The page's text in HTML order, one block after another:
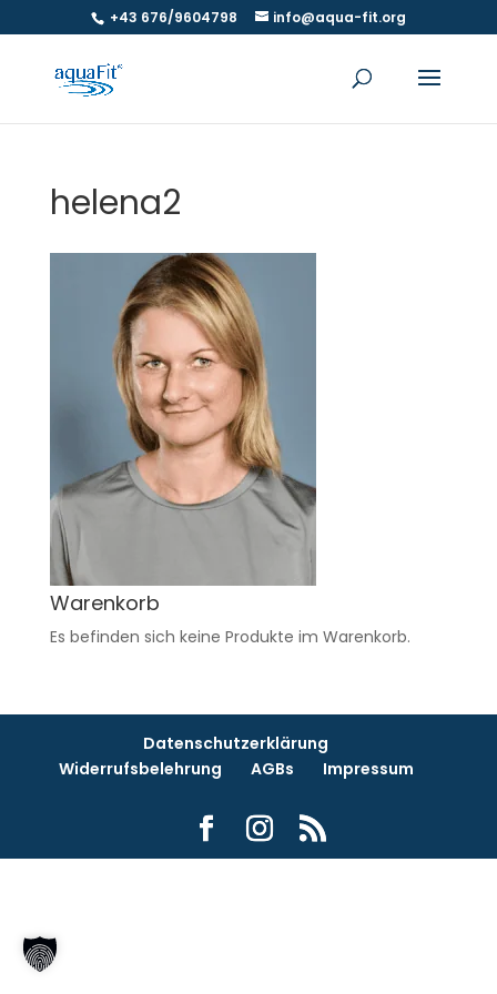
+43 676/9604798 info@aqua-fit.org
helena2
Warenkorb
Es befinden sich keine Produkte im Warenkorb.
Datenschutzerklärung
Widerrufsbelehrung
AGBs Impressum